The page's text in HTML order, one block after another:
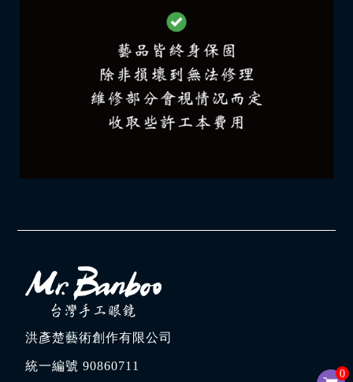
0
洪彥楚藝術創作有限公司
統一編號 90860711